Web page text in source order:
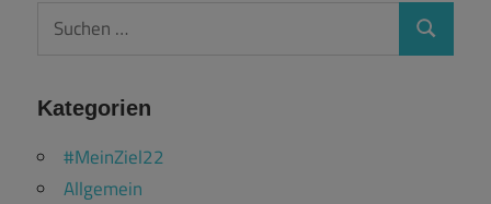
Suchen
Suchen
Kategorien
#MeinZiel22
Allgemein